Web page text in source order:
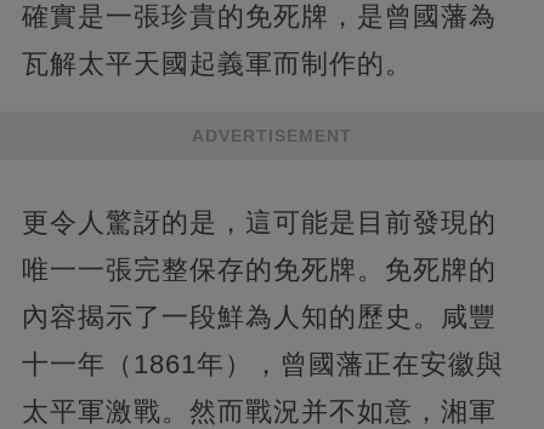
確實是一張珍貴的免死牌，是曾國藩為
瓦解太平天國起義軍而制作的。
ADVERTISEMENT
更令人驚訝的是，這可能是目前發現的
唯一一張完整保存的免死牌。免死牌的
內容揭示了一段鮮為人知的歷史。咸豐
十一年（1861年），曾國藩正在安徽與
太平軍激戰。然而戰況并不如意，湘軍